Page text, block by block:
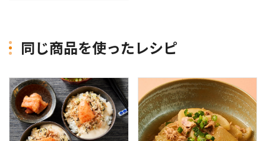
同じ商品を使ったレシピ